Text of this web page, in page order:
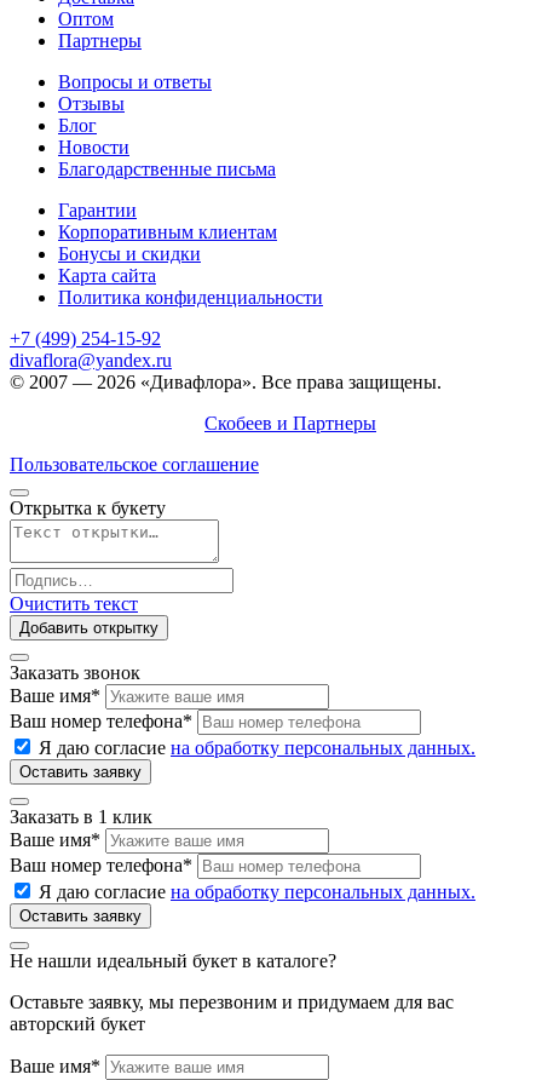
Оптом
Партнеры
Вопросы и ответы
Отзывы
Блог
Новости
Благодарственные письма
Гарантии
Корпоративным клиентам
Бонусы и скидки
Карта сайта
Политика конфиденциальности
+7 (499) 254-15-92
divaflora@yandex.ru
© 2007 — 2026 «Дивафлора». Все права защищены.
Скобеев и Партнеры
Пользовательское соглашение
Открытка к букету
Очистить текст
Добавить открытку
Заказать звонок
Ваше имя*
Ваш номер телефона*
Я даю согласие на обработку персональных данных.
Заказать в 1 клик
Ваше имя*
Ваш номер телефона*
Я даю согласие на обработку персональных данных.
Не нашли идеальный букет в каталоге?
Оставьте заявку, мы перезвоним и придумаем для вас
авторский букет
Ваше имя*